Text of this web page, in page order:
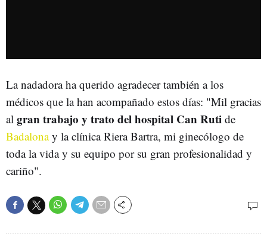
La nadadora ha querido agradecer también a los
médicos que la han acompañado estos días: "Mil gracias
al gran trabajo y trato del hospital Can Ruti de
Badalonay la clínica Riera Bartra, mi ginecólogo de
toda la vida y su equipo por su gran profesionalidad y
cariño".